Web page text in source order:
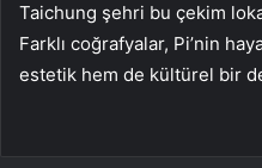
Taichung şehri bu çekim
Farklı coğrafyalar, Pi’nin
estetik hem de kültürel bir